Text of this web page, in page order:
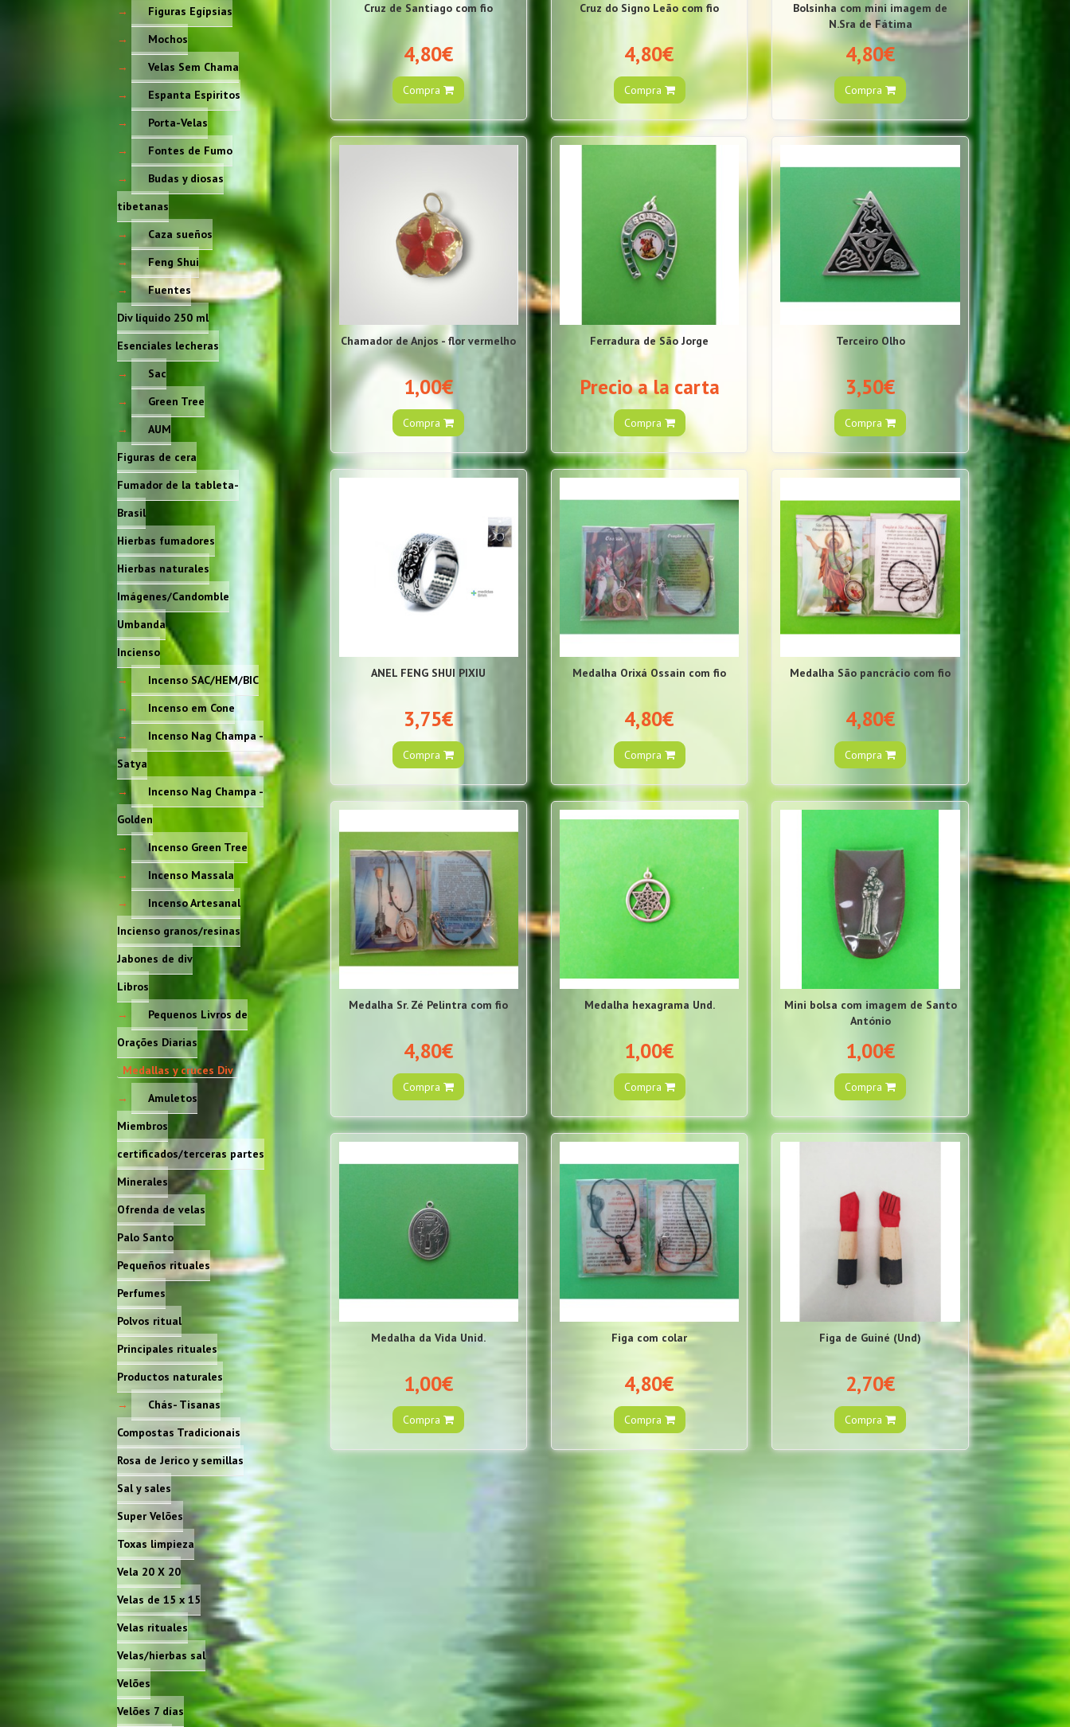
Figuras Egípsias
Mochos
Velas Sem Chama
Espanta Espiritos
Porta-Velas
Fontes de Fumo
Budas y diosas
tibetanas
Caza sueños
Feng Shui
Fuentes
Div líquido 250 ml
Esenciales lecheras
Sac
Green Tree
AUM
Figuras de cera
Fumador de la tableta-
Brasil
Hierbas fumadores
Hierbas naturales
Imágenes/Candomble
Umbanda
Incienso
Incenso SAC/HEM/BIC
Incenso em Cone
Incenso Nag Champa -
Satya
Incenso Nag Champa -
Golden
Incenso Green Tree
Incenso Massala
Incenso Artesanal
Incienso granos/resinas
Jabones de div
Libros
Pequenos Livros de
Orações Diarias
Medallas y cruces Div
Amuletos
Miembros
certificados/terceras partes
Minerales
Ofrenda de velas
Palo Santo
Pequeños rituales
Perfumes
Polvos ritual
Principales rituales
Productos naturales
Chás- Tisanas
Compostas Tradicionais
Rosa de Jerico y semillas
Sal y sales
Super Velões
Toxas limpieza
Vela 20 X 20
Velas de 15 x 15
Velas rituales
Velas/hierbas sal
Velões
Velões 7 días
Cruz de Santiago com fio
4,80€
Compra
Cruz do Signo Leão com fio
4,80€
Compra
Bolsinha com mini imagem de
N.Sra de Fátima
4,80€
Compra
Chamador de Anjos - flor vermelho
1,00€
Compra
Ferradura de São Jorge
Precio a la carta
Compra
Terceiro Olho
3,50€
Compra
ANEL FENG SHUI PIXIU
3,75€
Compra
Medalha Orixá Ossain com fio
4,80€
Compra
Medalha São pancrácio com fio
4,80€
Compra
Medalha Sr. Zé Pelintra com fio
4,80€
Compra
Medalha hexagrama Und.
1,00€
Compra
Mini bolsa com imagem de Santo
António
1,00€
Compra
Medalha da Vida Unid.
1,00€
Compra
Figa com colar
4,80€
Compra
Figa de Guiné (Und)
2,70€
Compra